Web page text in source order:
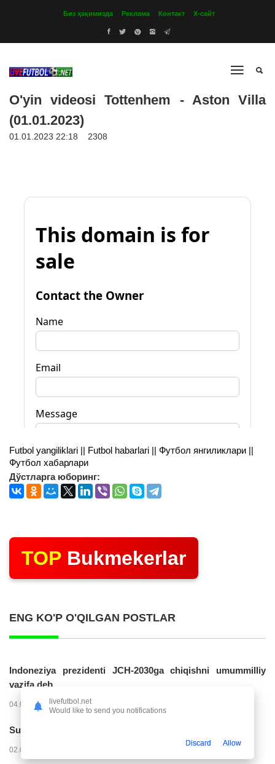
Биз ҳақимизда Реклама Контакт Х-сайт
O'yin videosi Tottenhem - Aston Villa
(01.01.2023)
01.01.2023 22:18 2308
Futbol yangiliklari || Futbol habarlari || Футбол янгиликлари ||
Футбол хабарлари
Дўстларга юборинг:
TOP Bukmekerlar
ENG KO'P O'QILGAN POSTLAR
Indoneziya prezidenti JCH-2030ga chiqishni umummilliy
vazifa deb...
04.08.2026 02:11 14280
Superliga. “Buxoro” - “Lokomotiv”...
02.08.2026 03:08
livefutbol.net
Would like to send you notifications
Discard Allow